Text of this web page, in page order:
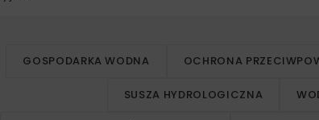
GOSPODARKA WODNA OCHRONA
SUSZA HYDROLOGICZNA